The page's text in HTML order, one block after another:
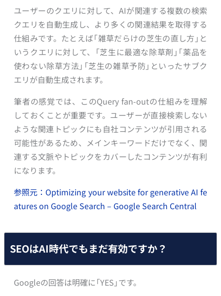
ユーザーのクエリに対して、AIが関連する複数の検索
クエリを自動生成し、より多くの関連結果を取得する
仕組みです。たとえば「雑草だらけの芝生の直し方」と
いうクエリに対して、「芝生に最適な除草剤」「薬品を
使わない除草方法」「芝生の雑草予防」といったサブク
エリが自動生成されます。
筆者の感覚では、このQuery fan-outの仕組みを理解
しておくことが重要です。ユーザーが直接検索しない
ような関連トピックにも自社コンテンツが引用される
可能性があるため、メインキーワードだけでなく、関
連する文脈やトピックをカバーしたコンテンツが有利
になります。
参照元：Optimizing your website for generative AI fe
atures on Google Search – Google Search Central
SEOはAI時代でもまだ有効ですか？
Googleの回答は明確に「YES」です。